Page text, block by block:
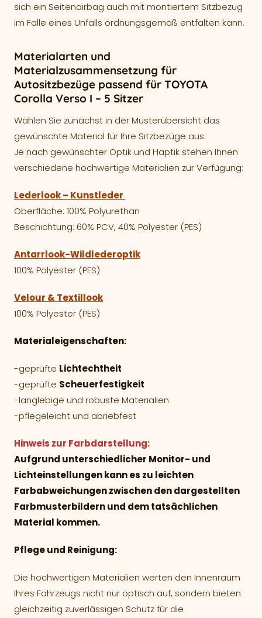
sich ein Seitenairbag auch mit montiertem Sitzbezug
im Falle eines Unfalls ordnungsgemäß entfalten kann.
Materialarten und
Materialzusammensetzung für
Autositzbezüge passend für TOYOTA
Corolla Verso I – 5 Sitzer
Wählen Sie zunächst in der Musterübersicht das
gewünschte Material für Ihre Sitzbezüge aus.
Je nach gewünschter Optik und Haptik stehen Ihnen
verschiedene hochwertige Materialien zur Verfügung:
Lederlook – Kunstleder
Oberfläche: 100% Polyurethan
Beschichtung: 60% PCV, 40% Polyester (PES)
Antarrlook-Wildlederoptik
100% Polyester (PES)
Velour & Textillook
100% Polyester (PES)
Materialeigenschaften:
-geprüfte Lichtechtheit
-geprüfte Scheuerfestigkeit
-langlebige und robuste Materialien
-pflegeleicht und abriebfest
Hinweis zur Farbdarstellung:
Aufgrund unterschiedlicher Monitor- und
Lichteinstellungen kann es zu leichten
Farbabweichungen zwischen den dargestellten
Farbmusterbildern und dem tatsächlichen
Material kommen.
Pflege und Reinigung:
Die hochwertigen Materialien werten den Innenraum
Ihres Fahrzeugs nicht nur optisch auf, sondern bieten
gleichzeitig zuverlässigen Schutz für die